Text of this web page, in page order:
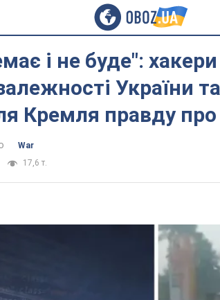
і не буде":
України
Кремля правду про
War
17,6 т.